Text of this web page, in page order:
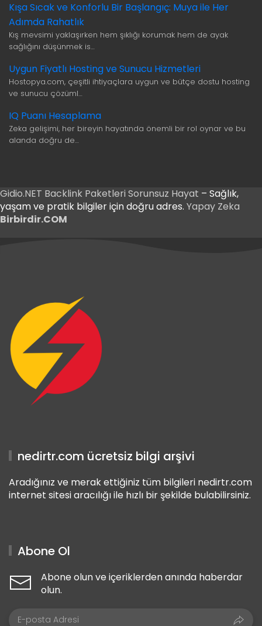
Kışa Sıcak ve Konforlu Bir Başlangıç: Muya ile Her
Adımda Rahatlık
Kış mevsimi yaklaşırken hem şıklığı korumak hem de ayak
sağlığını düşünmek is…
Uygun Fiyatlı Hosting ve Sunucu Hizmetleri
Hostopya.com, çeşitli ihtiyaçlara uygun ve bütçe dostu hosting
ve sunucu çözüml…
IQ Puanı Hesaplama
Zeka gelişimi, her bireyin hayatında önemli bir rol oynar ve bu
alanda doğru de…
Gidio.NET Backlink Paketleri Sorunsuz Hayat – Sağlık,
yaşam ve pratik bilgiler için doğru adres. Yapay Zeka
Birbirdir.COM
nedirtr.com ücretsiz bilgi arşivi
Aradığınız ve merak ettiğiniz tüm bilgileri nedirtr.com
internet sitesi aracılığı ile hızlı bir şekilde bulabilirsiniz.
Abone Ol
Abone olun ve içeriklerden anında haberdar
olun.